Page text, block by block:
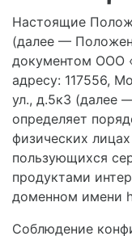
Настоящие
(далее —
документом ООО
адресу: 117556,
ул., д.5к3 (далее
определяет
физических
пользующихся
продуктами
доменном имени
Соблюдение